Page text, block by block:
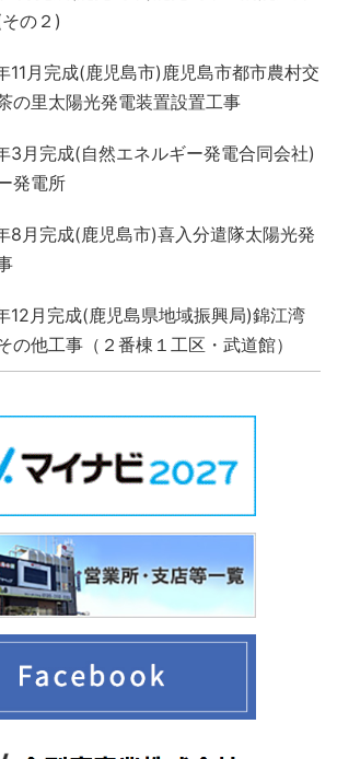
の２)
11月完成(鹿児島市)鹿児島市都市農村交
の里太陽光発電装置設置工事
3月完成(自然エネルギー発電合同会社)
発電所
8月完成(鹿児島市)喜入分遣隊太陽光発
12月完成(鹿児島県地域振興局)錦江湾
の他工事（２番棟１工区・武道館）